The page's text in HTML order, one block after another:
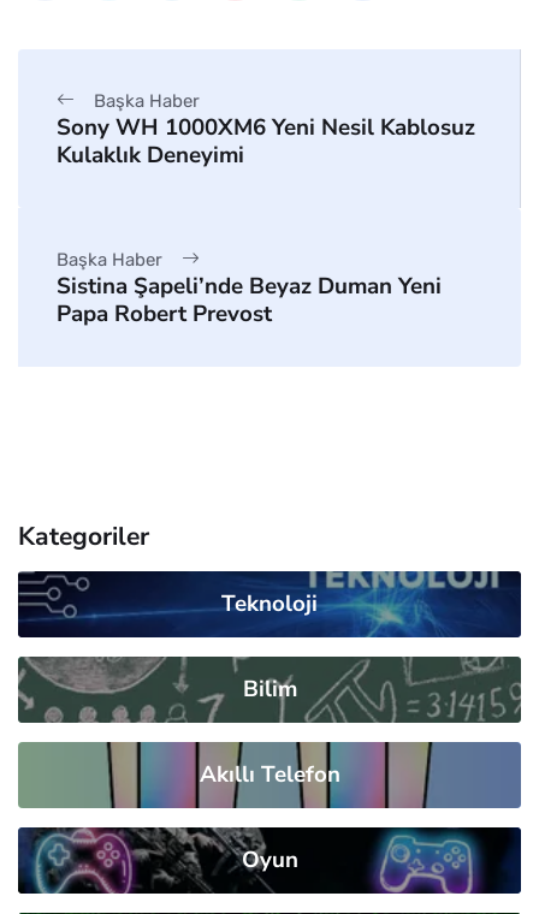
Başka Haber
Sony WH 1000XM6 Yeni Nesil Kablosuz
Kulaklık Deneyimi
Başka Haber
Sistina Şapeli’nde Beyaz Duman Yeni
Papa Robert Prevost
Kategoriler
Teknoloji
Bilim
Akıllı Telefon
Oyun